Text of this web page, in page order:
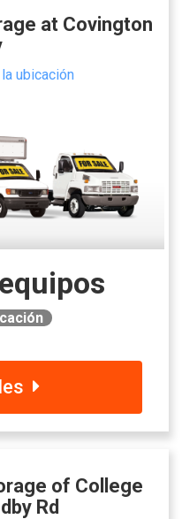
at Covington
ubicación
of College
Rd